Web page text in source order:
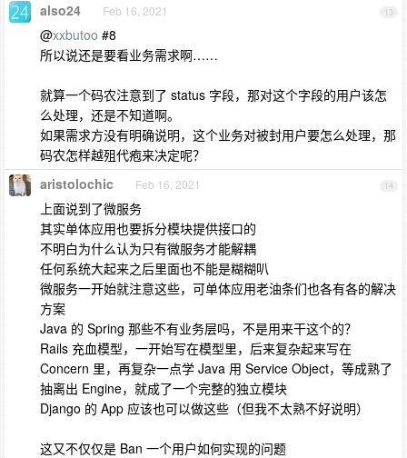
13
also24 Feb 16, 2021
@xxbutoo #8
所以说还是要看业务需求啊……
就算一个码农注意到了 status 字段，那对这个字段的用户该怎
么处理，还是不知道啊。
如果需求方没有明确说明，这个业务对被封用户要怎么处理，那
码农怎样越殂代疱来决定呢？
14
aristolochic Feb 16, 2021
上面说到了微服务
其实单体应用也要拆分模块提供接口的
不明白为什么认为只有微服务才能解耦
任何系统大起来之后里面也不能是糊糊叭
微服务一开始就注意这些，可单体应用老油条们也各有各的解决
方案
Java 的 Spring 那些不有业务层吗，不是用来干这个的？
Rails 充血模型，一开始写在模型里，后来复杂起来写在
Concern 里，再复杂一点学 Java 用 Service Object，等成熟了
抽离出 Engine，就成了一个完整的独立模块
Django 的 App 应该也可以做这些（但我不太熟不好说明）
这又不仅仅是 Ban 一个用户如何实现的问题